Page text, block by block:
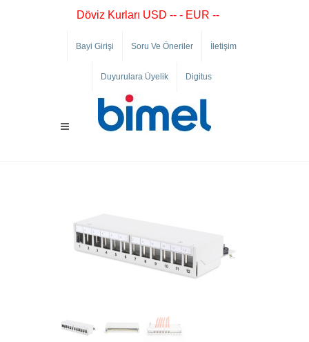
Döviz Kurları USD -- - EUR --
Bayi Girişi Soru Ve Öneriler İletişim
Duyurulara Üyelik Digitus